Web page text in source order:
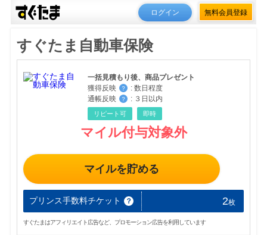
ログイン 無料会員登録
すぐたま自動車保険
一括見積もり後、商品プレゼント
獲得反映
？ : 数日程度
通帳反映
？ : ３日以内
リピート可 即時
マイル付与対象外
マイルを貯める
プリンス手数料チケット ？ 2枚
すぐたまはアフィリエイト広告など、プロモーション広告を利用しています